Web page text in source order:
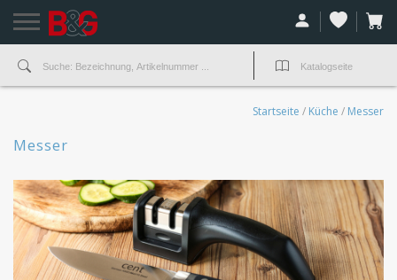
Startseite / Küche / Messer
Messer